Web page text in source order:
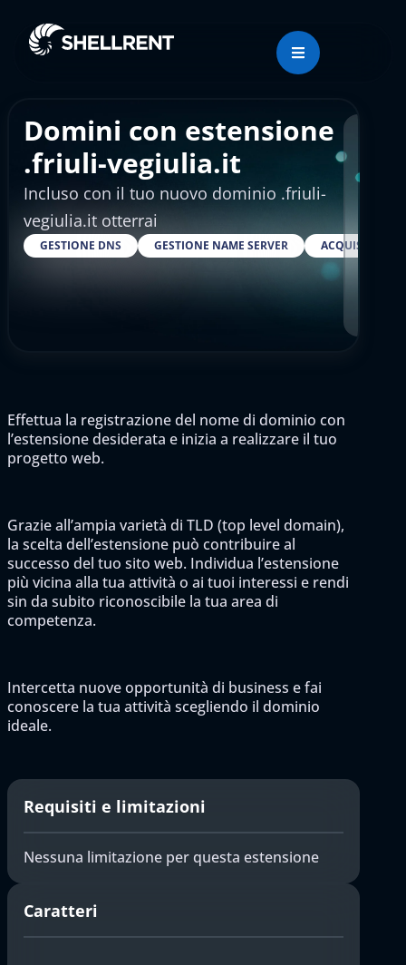
Domini con estensione
.friuli-vegiulia.it
Incluso con il tuo nuovo dominio .friuli-
vegiulia.it otterrai
GESTIONE DNS GESTIONE NAME SERVER ACQUISTARE
Effettua la registrazione del nome di dominio con
l’estensione desiderata e inizia a realizzare il tuo
progetto web.
Grazie all’ampia varietà di TLD (top level domain),
la scelta dell’estensione può contribuire al
successo del tuo sito web. Individua l’estensione
più vicina alla tua attività o ai tuoi interessi e rendi
sin da subito riconoscibile la tua area di
competenza.
Intercetta nuove opportunità di business e fai
conoscere la tua attività scegliendo il dominio
ideale.
Requisiti e limitazioni
Nessuna limitazione per questa estensione
Caratteri